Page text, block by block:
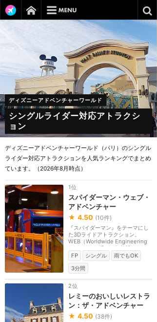
ディズニーアドベンチャーワールド
シングルライダー対応アトラクシ
ョン
ディズニーアドベンチャーワールド（パリ）のシングル
ライダー対応アトラクションを人気ランキングでまとめ
ています。（2026年8月時点）
1位
スパイダーマン・ウェブ・
アドベンチャー
★ 4.50 (10件)
『スパイダーマン』をテーマにし
た3Dライドアトラクション。
WEB（Worldwide Engineering
Brigade）と呼ばれる施設...
FP
シングル
雨でもOK
3分間
2位
レミーのおいしいレストラ
ン：ザ・アドベンチャー
★ 4.50 (38件)